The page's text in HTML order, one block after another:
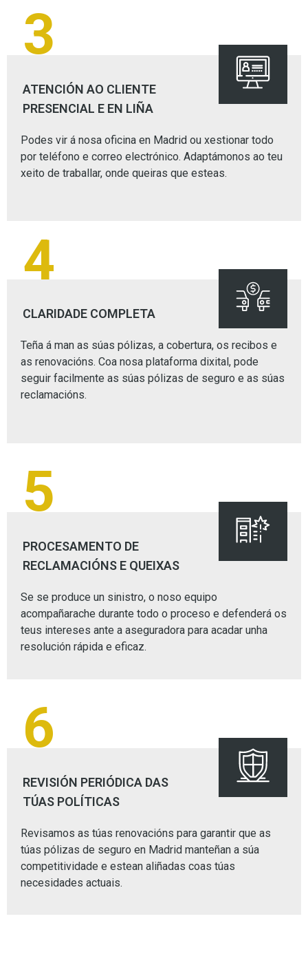
3
ATENCIÓN AO CLIENTE
PRESENCIAL E EN LIÑA
Podes vir á nosa oficina en Madrid ou xestionar todo
por teléfono e correo electrónico. Adaptámonos ao teu
xeito de traballar, onde queiras que esteas.
4
CLARIDADE COMPLETA
Teña á man as súas pólizas, a cobertura, os recibos e
as renovacións. Coa nosa plataforma dixital, pode
seguir facilmente as súas pólizas de seguro e as súas
reclamacións.
5
PROCESAMENTO DE
RECLAMACIÓNS E QUEIXAS
Se se produce un sinistro, o noso equipo
acompañarache durante todo o proceso e defenderá os
teus intereses ante a aseguradora para acadar unha
resolución rápida e eficaz.
6
REVISIÓN PERIÓDICA DAS
TÚAS POLÍTICAS
Revisamos as túas renovacións para garantir que as
túas pólizas de seguro en Madrid manteñan a súa
competitividade e estean aliñadas coas túas
necesidades actuais.